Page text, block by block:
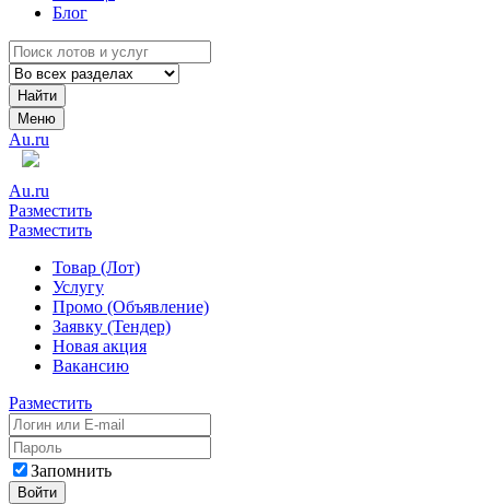
Блог
Найти
Меню
Au.ru
Au.ru
Разместить
Разместить
Товар (Лот)
Услугу
Промо (Объявление)
Заявку (Тендер)
Новая акция
Вакансию
Разместить
Запомнить
Войти